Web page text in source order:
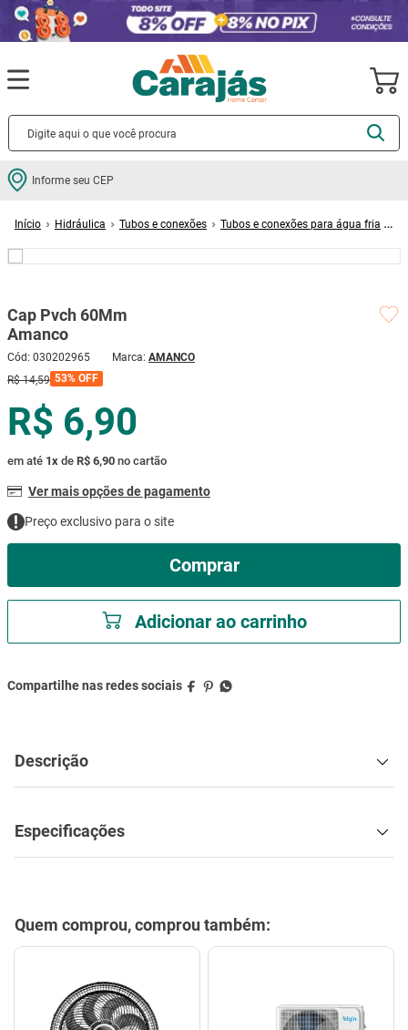
Informe seu CEP
Hidráulica Tubos e conexões
Tubos e conexões para água fria
Cap Pvch 60Mm
Amanco
Cód: 030202965
AMANCO
R$ 14,59 53% OFF
R$ 6,90
em até 1x de R$ 6,90 no cartão
Ver mais opções de pagamento
Preço exclusivo para o site
Comprar
Adicionar ao carrinho
Descrição
Especificações
Quem comprou, comprou também:
Termos mais buscados
2º porcelanato
5º porta
vaso sanitário
7º tinta
9 º mesa
10º ar condicionado